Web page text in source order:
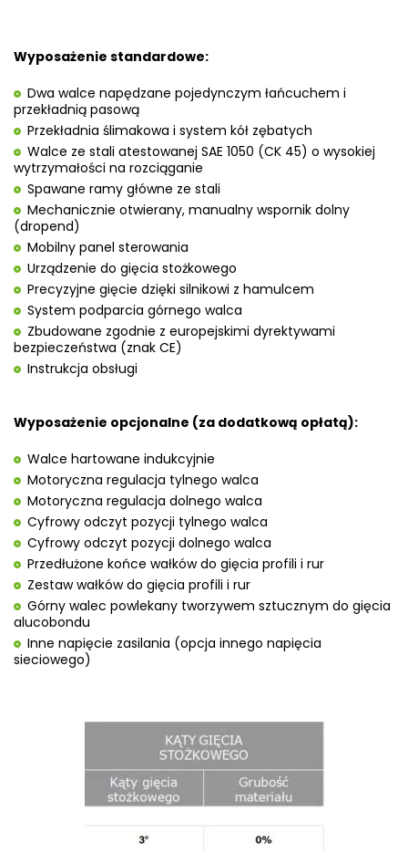
Wyposażenie standardowe:
Dwa walce napędzane pojedynczym łańcuchem i
przekładnią pasową
Przekładnia ślimakowa i system kół zębatych
Walce ze stali atestowanej SAE 1050 (CK 45) o wysokiej
wytrzymałości na rozciąganie
Spawane ramy główne ze stali
Mechanicznie otwierany, manualny wspornik dolny
(dropend)
Mobilny panel sterowania
Urządzenie do gięcia stożkowego
Precyzyjne gięcie dzięki silnikowi z hamulcem
System podparcia górnego walca
Zbudowane zgodnie z europejskimi dyrektywami
bezpieczeństwa (znak CE)
Instrukcja obsługi
Wyposażenie opcjonalne (za dodatkową opłatą):
Walce hartowane indukcyjnie
Motoryczna regulacja tylnego walca
Motoryczna regulacja dolnego walca
Cyfrowy odczyt pozycji tylnego walca
Cyfrowy odczyt pozycji dolnego walca
Przedłużone końce wałków do gięcia profili i rur
Zestaw wałków do gięcia profili i rur
Górny walec powlekany tworzywem sztucznym do gięcia
alucobondu
Inne napięcie zasilania (opcja innego napięcia
sieciowego)